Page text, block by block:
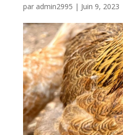
par admin2995 | Juin 9, 2023